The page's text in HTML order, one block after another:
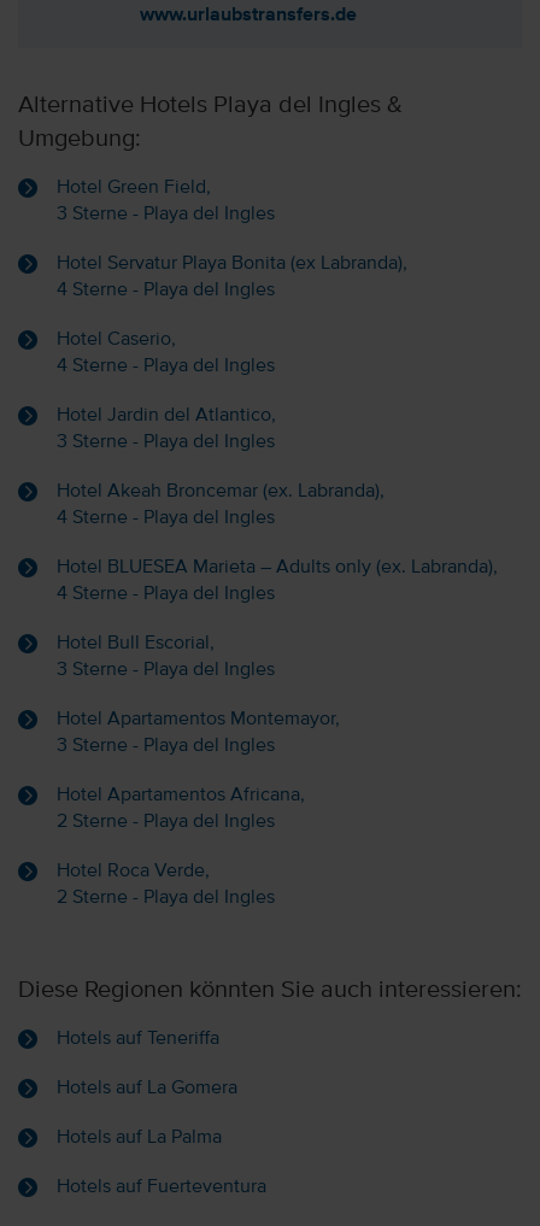
www.urlaubstransfers.de
Alternative Hotels Playa del Ingles &
Umgebung:
Hotel Green Field,
3 Sterne - Playa del Ingles
Hotel Servatur Playa Bonita (ex Labranda),
4 Sterne - Playa del Ingles
Hotel Caserio,
4 Sterne - Playa del Ingles
Hotel Jardin del Atlantico,
3 Sterne - Playa del Ingles
Hotel Akeah Broncemar (ex. Labranda),
4 Sterne - Playa del Ingles
Hotel BLUESEA Marieta – Adults only (ex. Labranda),
4 Sterne - Playa del Ingles
Hotel Bull Escorial,
3 Sterne - Playa del Ingles
Hotel Apartamentos Montemayor,
3 Sterne - Playa del Ingles
Hotel Apartamentos Africana,
2 Sterne - Playa del Ingles
Hotel Roca Verde,
2 Sterne - Playa del Ingles
Diese Regionen könnten Sie auch interessieren:
Hotels auf Teneriffa
Hotels auf La Gomera
Hotels auf La Palma
Hotels auf Fuerteventura